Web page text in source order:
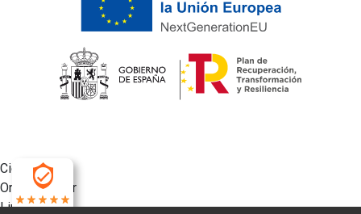
Cierra
Ordenado por
Limpiar